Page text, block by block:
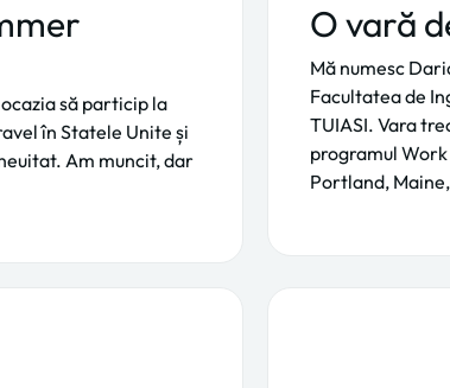
să particip la
în Statele Unite și
Am muncit, dar
O vară
Mă numesc
Facultatea de
TUIASI. Vara
programul
Portland,